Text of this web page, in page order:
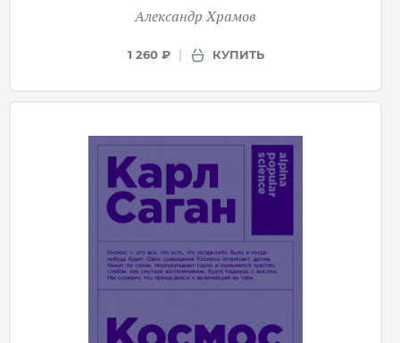
Александр Храмов
1 260 ₽ КУПИТЬ